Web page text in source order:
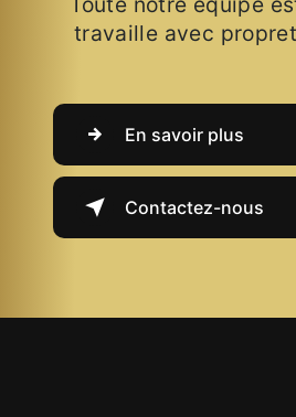
travaille avec
En savoir plus
Contactez-nous